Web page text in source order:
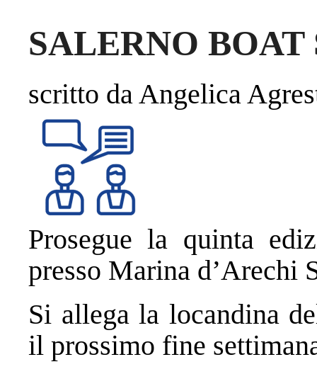
SALERNO BOAT
scritto da Angelica
Prosegue la quinta
presso Marina d’Arechi
Si allega la locandina
il prossimo fine